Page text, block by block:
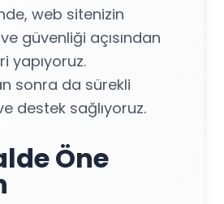
web sitenizin
güvenliği açısından
yapıyoruz.
sonra da sürekli
destek sağlıyoruz.
Öne